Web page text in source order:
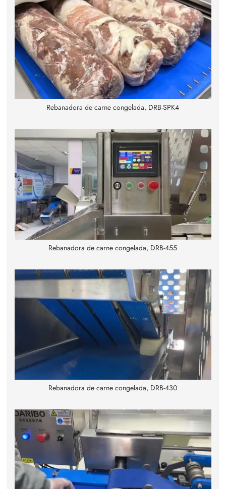
Rebanadora de carne congelada, DRB-SPK4
Rebanadora de carne congelada, DRB-455
Rebanadora de carne congelada, DRB-430